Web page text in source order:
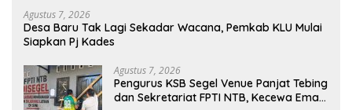
Agustus 7, 2026
Desa Baru Tak Lagi Sekadar Wacana, Pemkab KLU Mulai
Siapkan Pj Kades
Agustus 7, 2026
Pengurus KSB Segel Venue Panjat Tebing
dan Sekretariat FPTI NTB, Kecewa Emas